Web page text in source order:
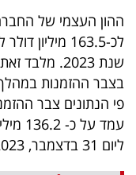
מייל
אדום
פרסמו
שנת 2023.
ליום 31 בדצמבר, 2023.